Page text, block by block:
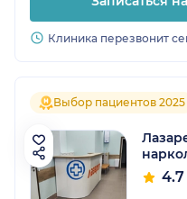
Клиника перезвонит
Выбор пациентов 2025
4.7